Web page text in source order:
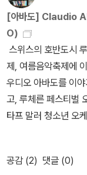
겠지만 그건 시간상
ying.오늘 드물게도 5
를 하여 간만에 처음
성했다. 삶에서도 이
로라도 목표치를 채우는 것 말이다. 지
읽었다. 평일에는 퇴
되어버리니까 TV도
까지 끊었다가 다시
르는 대로 하루키의
일만 일했는데 어쩌
[아바도] Claudio
O)
스위스의 호반도시
제, 여름음악축제에
우디오 아바도를 이
고, 루체른 페스티벌
타프 말러 청소년 오
청소년이라는 이름
오케스트라로 개명했
공감 (2) 댓글 (0)